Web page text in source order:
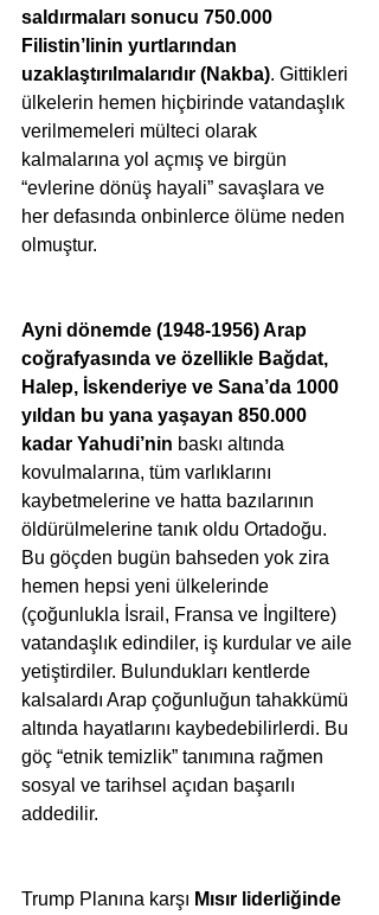
saldırmaları sonucu 750.000
Filistin’linin yurtlarından
uzaklaştırılmalarıdır (Nakba). Gittikleri
ülkelerin hemen hiçbirinde vatandaşlık
verilmemeleri mülteci olarak
kalmalarına yol açmış ve birgün
“evlerine dönüş hayali” savaşlara ve
her defasında onbinlerce ölüme neden
olmuştur.
Ayni dönemde (1948-1956) Arap
coğrafyasında ve özellikle Bağdat,
Halep, İskenderiye ve Sana’da 1000
yıldan bu yana yaşayan 850.000
kadar Yahudi’nin baskı altında
kovulmalarına, tüm varlıklarını
kaybetmelerine ve hatta bazılarının
öldürülmelerine tanık oldu Ortadoğu.
Bu göçden bugün bahseden yok zira
hemen hepsi yeni ülkelerinde
(çoğunlukla İsrail, Fransa ve İngiltere)
vatandaşlık edindiler, iş kurdular ve aile
yetiştirdiler. Bulundukları kentlerde
kalsalardı Arap çoğunluğun tahakkümü
altında hayatlarını kaybedebilirlerdi. Bu
göç “etnik temizlik” tanımına rağmen
sosyal ve tarihsel açıdan başarılı
addedilir.
Trump Planına karşı Mısır liderliğinde